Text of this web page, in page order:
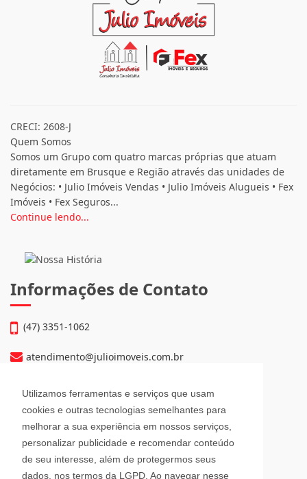
Utilizamos ferramentas e serviços que usam
cookies e outras tecnologias semelhantes para
melhorar a sua experiência em nossos serviços,
personalizar publicidade e recomendar conteúdo
de seu interesse, além de protegermos seus
dados, nos termos da LGPD. Ao navegar nesse
CRECI: 2608-J
Quem Somos
Somos um Grupo com quatro marcas próprias que atuam
diretamente em Brusque e Região através das unidades de
Negócios: • Julio Imóveis Vendas • Julio Imóveis Alugueis • Fex
Imóveis • Fex Seguros...
Continue lendo...
Informações de Contato
(47) 3351-1062
atendimento@julioimoveis.com.br
Avenida Hugo Schlösser, 69, Jardim Maluche
CEP: 88354-300
Horário de Atendimento